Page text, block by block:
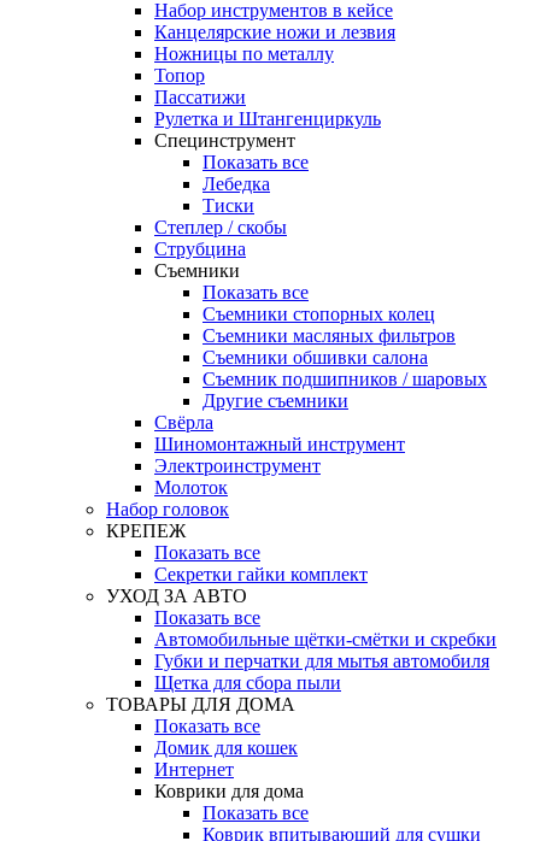
Набор инструментов в кейсе
Канцелярские ножи и лезвия
Ножницы по металлу
Топор
Пассатижи
Рулетка и Штангенциркуль
Специнструмент
Показать все
Лебедка
Тиски
Степлер / скобы
Струбцина
Съемники
Показать все
Съемники стопорных колец
Съемники масляных фильтров
Съемники обшивки салона
Съемник подшипников / шаровых
Другие съемники
Свёрла
Шиномонтажный инструмент
Электроинструмент
Молоток
Набор головок
КРЕПЕЖ
Показать все
Секретки гайки комплект
УХОД ЗА АВТО
Показать все
Автомобильные щётки-смётки и скребки
Губки и перчатки для мытья автомобиля
Щетка для сбора пыли
ТОВАРЫ ДЛЯ ДОМА
Показать все
Домик для кошек
Интернет
Коврики для дома
Показать все
Коврик впитывающий для сушки